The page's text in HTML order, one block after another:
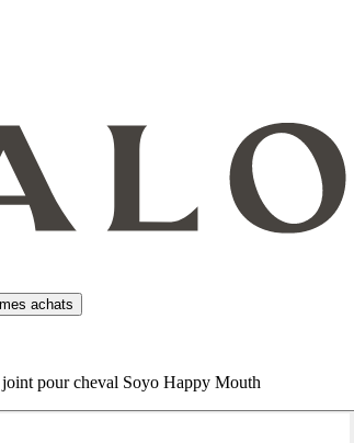
achats
joint pour cheval Soyo Happy Mouth